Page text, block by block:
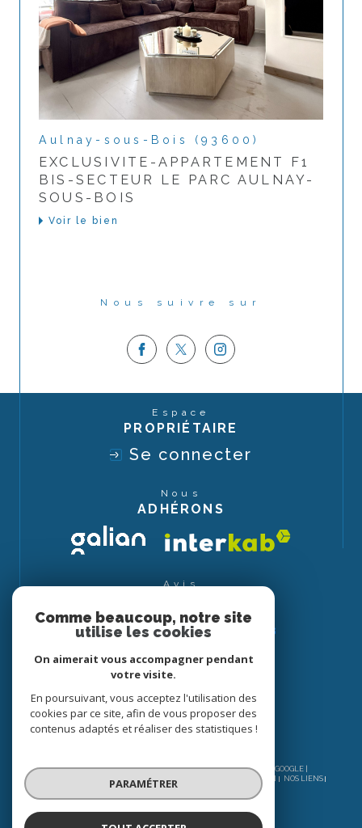
Aulnay-sous-Bois (93600)
EXCLUSIVITE-APPARTEMENT F1
BIS-SECTEUR LE PARC AULNAY-
SOUS-BOIS
Voir le bien
Nous suivre sur
Espace
PROPRIÉTAIRE
Se connecter
Nous
ADHÉRONS
Avis
© 2026 | TOUS DROITS RÉSERVÉS | TRADUCTION POWERED BY GOOGLE |
PLAN DU SITE ADMIN
NOS LIENS
POLITIQUE RGPD
Comme beaucoup, notre site
utilise les cookies
On aimerait vous accompagner pendant
votre visite.
En poursuivant, vous acceptez l'utilisation des
cookies par ce site, afin de vous proposer des
contenus adaptés et réaliser des statistiques !
PARAMÉTRER